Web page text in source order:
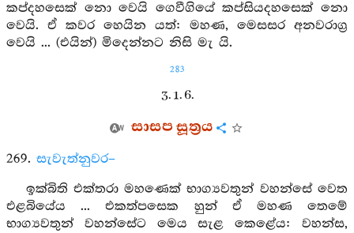
කප්දහසෙක් නො වෙයි ගෙවීගියේ කප්සියදහසෙක් නො
වෙයි. ඒ කවර හෙයින යත්: මහණ, මෙසසර අනවරාග්‍ර
වෙයි ... (එයින්) මිදෙන්නට නිසි මැ යි.
283
3. 1. 6.
සාසප සූත්‍රය
269. සැවැත්නුවර–
ඉක්බිති එක්තරා මහණෙක් භාග්‍යවතුන් වහන්සේ වෙත
එළබියේය ... එකත්පසෙක හුන් ඒ මහණ තෙමේ
භාග්‍යවතුන් වහන්සේට මෙය සැළ කෙළේය: වහන්ස,